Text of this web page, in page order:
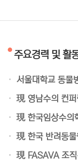
주요경력 및 활
서울대학교 동물
現 영남수의 컨
現 한국임상수의
現 한국 반려동
現 FASAVA 조